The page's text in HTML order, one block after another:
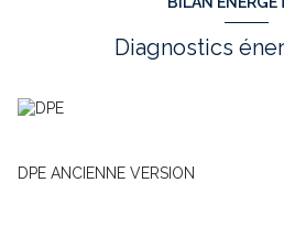
T2 de 24.88m². Entièrement équipé
électrique. Compteurs individuels
Annonce rédigée sous la
gilles-RSAC n° 333 226 611-
Annonce proposée par un agent
Diagnostics
DPE ANCIENNE VERSION